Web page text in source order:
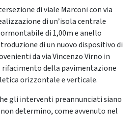
di viale Marconi con via
di un’isola centrale
di 1,00m e anello
di un nuovo dispositivo di
da via Vincenzo Virno in
della pavimentazione
orizzontale e verticale.
gli interventi preannunciati siano
determino, come avvenuto nel